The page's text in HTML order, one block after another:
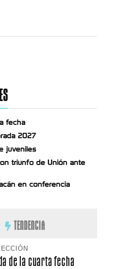
fecha
2027
juveniles
triunfo de Unión ante
en conferencia
TENDENCIA
de la cuarta fecha